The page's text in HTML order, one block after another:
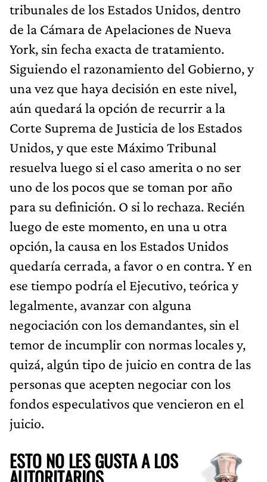
tribunales de los Estados Unidos, dentro
de la Cámara de Apelaciones de Nueva
York, sin fecha exacta de tratamiento.
Siguiendo el razonamiento del Gobierno, y
una vez que haya decisión en este nivel,
aún quedará la opción de recurrir a la
Corte Suprema de Justicia de los Estados
Unidos, y que este Máximo Tribunal
resuelva luego si el caso amerita o no ser
uno de los pocos que se toman por año
para su definición. O si lo rechaza. Recién
luego de este momento, en una u otra
opción, la causa en los Estados Unidos
quedaría cerrada, a favor o en contra. Y en
ese tiempo podría el Ejecutivo, teórica y
legalmente, avanzar con alguna
negociación con los demandantes, sin el
temor de incumplir con normas locales y,
quizá, algún tipo de juicio en contra de las
personas que acepten negociar con los
fondos especulativos que vencieron en el
juicio.
ESTO NO LES GUSTA A LOS